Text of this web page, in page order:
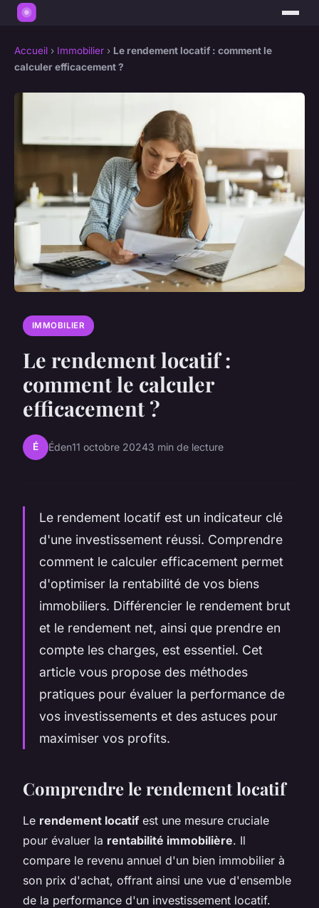
Accueil › Immobilier › Le rendement locatif : comment le
calculer efficacement ?
IMMOBILIER
Le rendement locatif :
comment le calculer
efficacement ?
É Éden11 octobre 20243 min de lecture
Le rendement locatif est un indicateur clé
d'une investissement réussi. Comprendre
comment le calculer efficacement permet
d'optimiser la rentabilité de vos biens
immobiliers. Différencier le rendement brut
et le rendement net, ainsi que prendre en
compte les charges, est essentiel. Cet
article vous propose des méthodes
pratiques pour évaluer la performance de
vos investissements et des astuces pour
maximiser vos profits.
Comprendre le rendement locatif
Le rendement locatif est une mesure cruciale
pour évaluer la rentabilité immobilière. Il
compare le revenu annuel d'un bien immobilier à
son prix d'achat, offrant ainsi une vue d'ensemble
de la performance d'un investissement locatif.